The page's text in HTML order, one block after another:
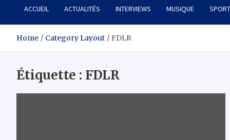
ACCUEIL ACTUALITÉS INTERVIEWS MUSIQUE SPORT
Home Category Layout FDLR
Étiquette : FDLR